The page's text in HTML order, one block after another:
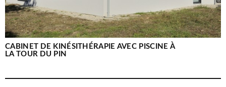
CABINET DE KINÉSITHÉRAPIE AVEC PISCINE À
LA TOUR DU PIN